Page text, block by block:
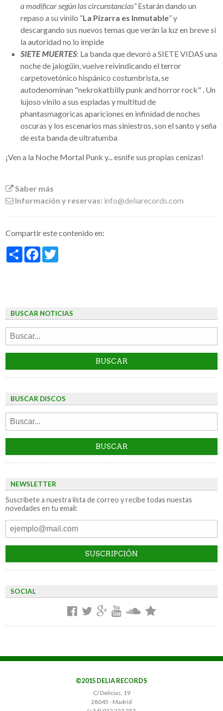
a modificar según las circunstancias”Estarán dando un
repaso a su vinilo “La Pizarra es Inmutable” y
descargando sus nuevos temas que verán la luz en breve si
la autoridad no lo impide
SIETE MUERTES: La banda que devoró a SIETE VIDAS una
noche de jalogüin, vuelve reivindicando el terror
carpetovetónico hispánico costumbrista, se
autodenominan "nekrokatbilly punk and horror rock" . Un
lujoso vinilo a sus espladas y multitud de
phantasmagoricas apariciones en infinidad de noches
oscuras y los escenarios mas siniestros, son el santo y seña
de esta banda de ultratumba
¡Ven a la Noche Mortal Punk y... esnife sus propias cenizas!
Saber más
Información y reservas: info@deliarecords.com
Compartir este contenido en:
ShareFacebook
BUSCAR NOTICIAS
BUSCAR DISCOS
NEWSLETTER
Suscríbete a nuestra lista de correo y recibe todas nuestas
novedades en tu email:
SOCIAL
©2015 DELIA RECORDS
C/ Delicias, 19
28045 - Madrid